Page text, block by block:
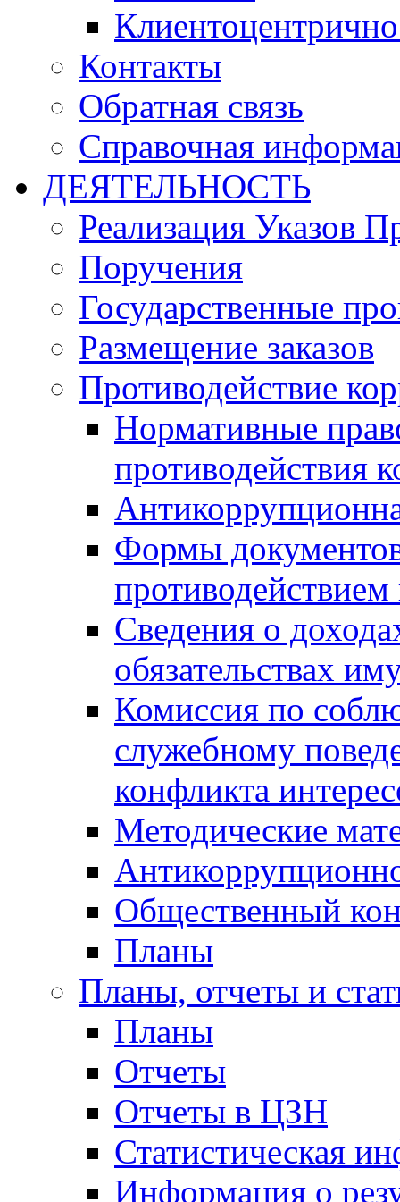
Контакты
Обратная связь
Справочная
ДЕЯТЕЛЬНОСТЬ
Реализация Указов
Поручения
Государственные
Размещение заказов
Противодействие
Нормативные
противодействия
Формы
Сведения о
обязательствах
Комиссия по
служебному
конфликта
Методические
Общественный
Планы
Планы, отчеты и
Планы
Отчеты
Отчеты в ЦЗН
Статистическая
Информация о